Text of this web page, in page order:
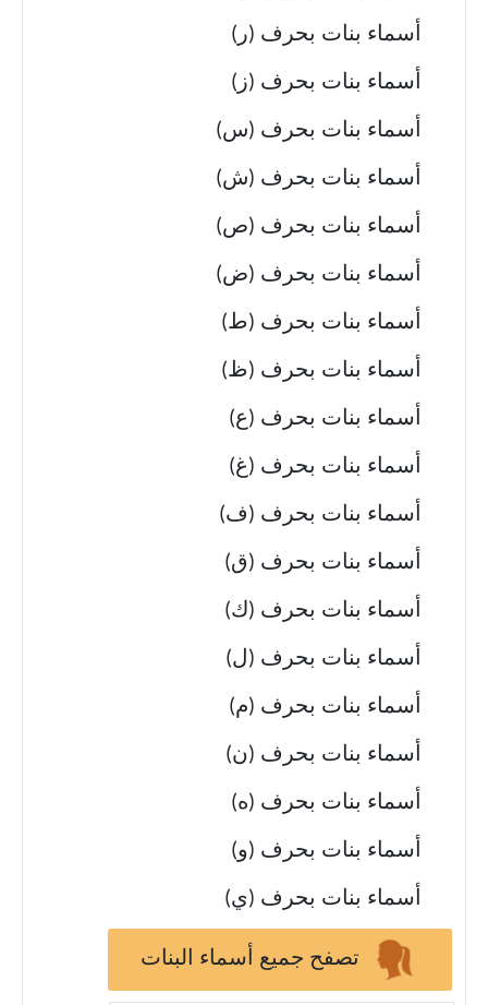
أسماء بنات بحرف (ر)
أسماء بنات بحرف (ز)
أسماء بنات بحرف (س)
أسماء بنات بحرف (ش)
أسماء بنات بحرف (ص)
أسماء بنات بحرف (ض)
أسماء بنات بحرف (ط)
أسماء بنات بحرف (ظ)
أسماء بنات بحرف (ع)
أسماء بنات بحرف (غ)
أسماء بنات بحرف (ف)
أسماء بنات بحرف (ق)
أسماء بنات بحرف (ك)
أسماء بنات بحرف (ل)
أسماء بنات بحرف (م)
أسماء بنات بحرف (ن)
أسماء بنات بحرف (ه)
أسماء بنات بحرف (و)
أسماء بنات بحرف (ي)
تصفح جميع أسماء البنات